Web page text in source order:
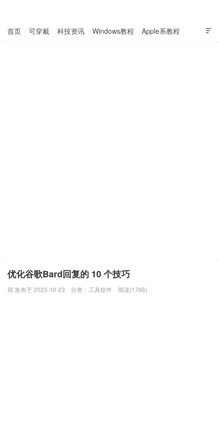

首页 可穿戴 科技资讯 Windows教程 Apple系教程
优化谷歌Bard回复的 10 个技巧
琪 发布于 2023-10-23 分类： 工具软件 阅读(1766)